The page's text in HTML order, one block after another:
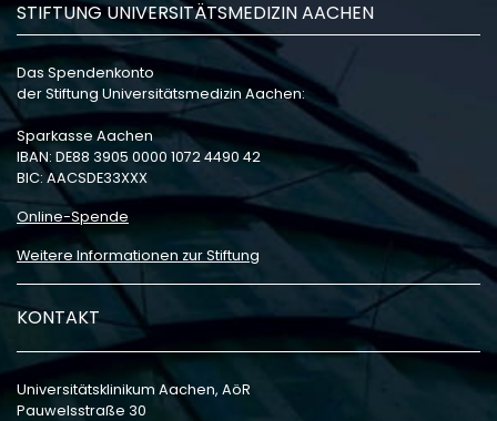
STIFTUNG UNIVERSITÄTSMEDIZIN AACHEN
Das Spendenkonto
der Stiftung Universitätsmedizin Aachen:
Sparkasse Aachen
IBAN: DE88 3905 0000 1072 4490 42
BIC: AACSDE33XXX
Online-Spende
Weitere Informationen zur Stiftung
KONTAKT
Universitätsklinikum Aachen, AöR
Pauwelsstraße 30